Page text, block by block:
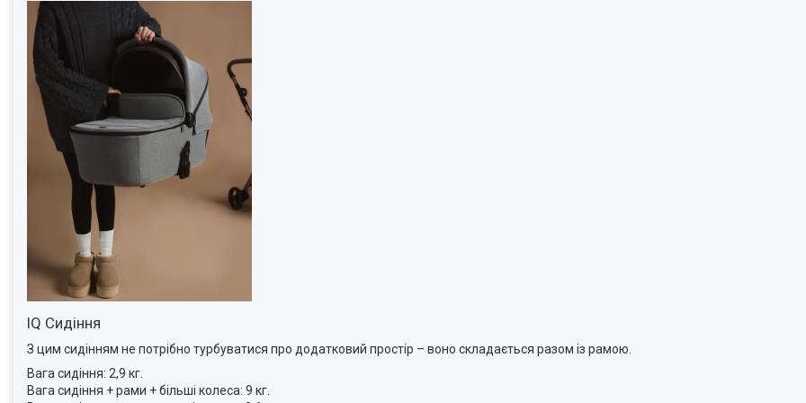
IQ Сидіння
З цим сидінням не потрібно турбуватися про додатковий простір – воно складається разом із рамою.
Вага сидіння: 2,9 кг.
Вага сидіння + рами + більші колеса: 9 кг.